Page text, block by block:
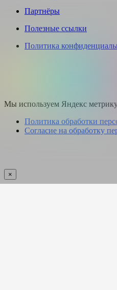
Партнёры
Полезные ссылки
Политика
Мы используем Яндекс
Политика обработки
Согласие на обработку
×